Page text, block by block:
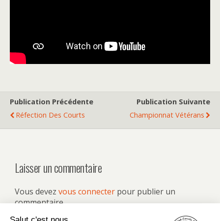
Publication Précédente
Réfection Des Courts
Publication Suivante
Championnat Vétérans
Laisser un commentaire
Vous devez vous connecter pour publier un
commentaire.